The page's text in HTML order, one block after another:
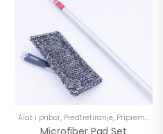
Predtretiranje,Proizvodi,Stepenice,U interijer
Alat i pribor, Predtretiranje, Priprema
Microfiber Pad Set